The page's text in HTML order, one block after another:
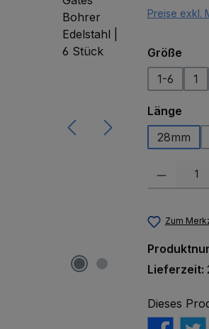
Preise exkl.
Größe
1-6
1
Länge
28mm
Produkt
Zum
Lieferzeit:
Dieses